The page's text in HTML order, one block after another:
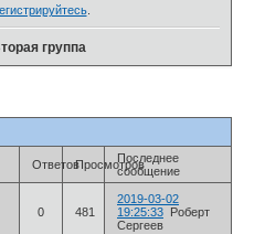
.
группа
ОтветовПросмотровПоследнее
сообщение
0 481
2019-03-02
19:25:33
Роберт
Сергеев